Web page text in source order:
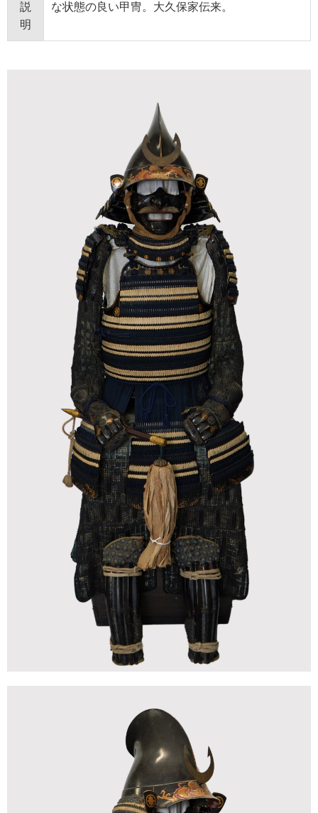
説
明
な状態の良い甲冑。大久保家伝来。